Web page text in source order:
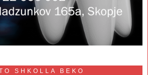
SHKOLLA BEKO